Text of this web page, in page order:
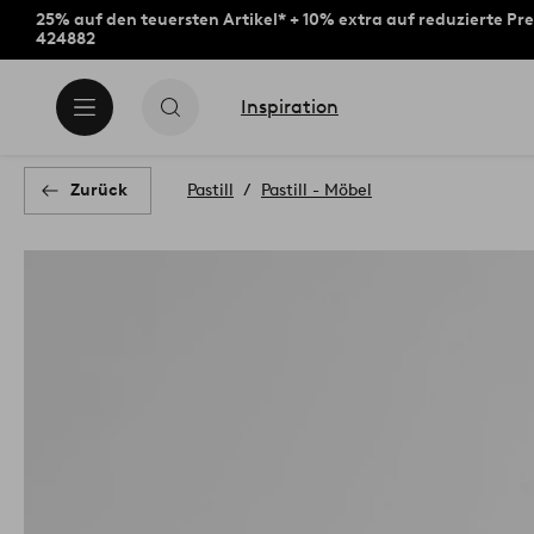
25% auf den teuersten Artikel* + 10% extra auf reduzierte
424882
Inspiration
Zurück Pastill Pastill - Möbel